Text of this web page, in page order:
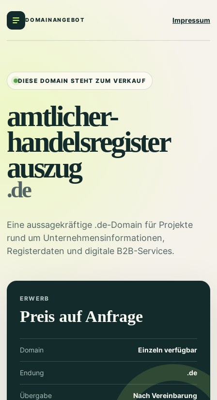
DOMAINANGEBOT Impressum
DIESE DOMAIN STEHT ZUM VERKAUF
amtlicher-
handelsregister
auszug
.de
Eine aussagekräftige .de-Domain für Projekte
rund um Unternehmensinformationen,
Registerdaten und digitale B2B-Services.
ERWERB
Preis auf Anfrage
Domain Einzeln verfügbar
Endung .de
Übergabe Nach Vereinbarung